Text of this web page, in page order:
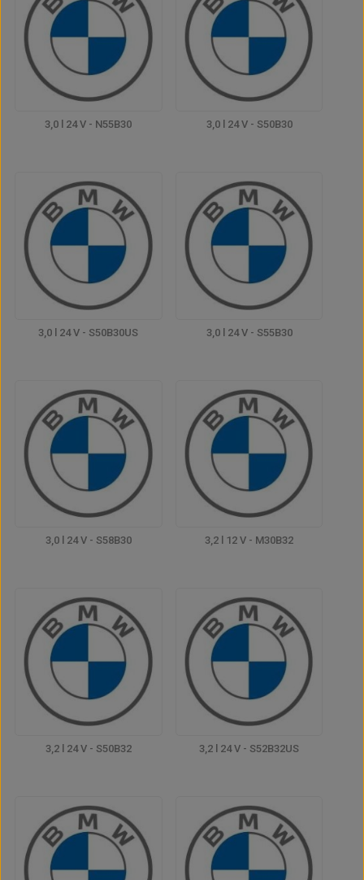
3,0 l 24 V - N55B30 3,0 l 24 V - S50B30
3,0 l 24 V - S50B30US 3,0 l 24 V - S55B30
3,0 l 24 V - S58B30 3,2 l 12 V - M30B32
3,2 l 24 V - S50B32 3,2 l 24 V - S52B32US